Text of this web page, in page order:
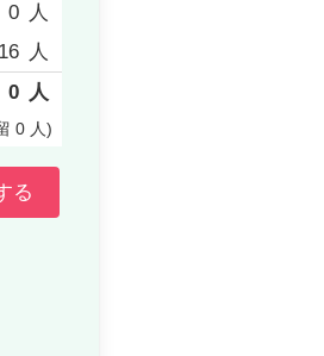
0 人
16 人
0 人
0 人)
る